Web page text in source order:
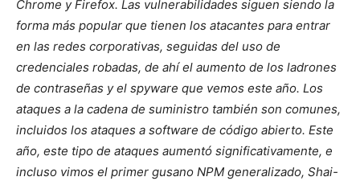
Chrome y Firefox. Las vulnerabilidades siguen siendo la
forma más popular que tienen los atacantes para entrar
en las redes corporativas, seguidas del uso de
credenciales robadas, de ahí el aumento de los ladrones
de contraseñas y el spyware que vemos este año. Los
ataques a la cadena de suministro también son comunes,
incluidos los ataques a software de código abierto. Este
año, este tipo de ataques aumentó significativamente, e
incluso vimos el primer gusano NPM generalizado, Shai-